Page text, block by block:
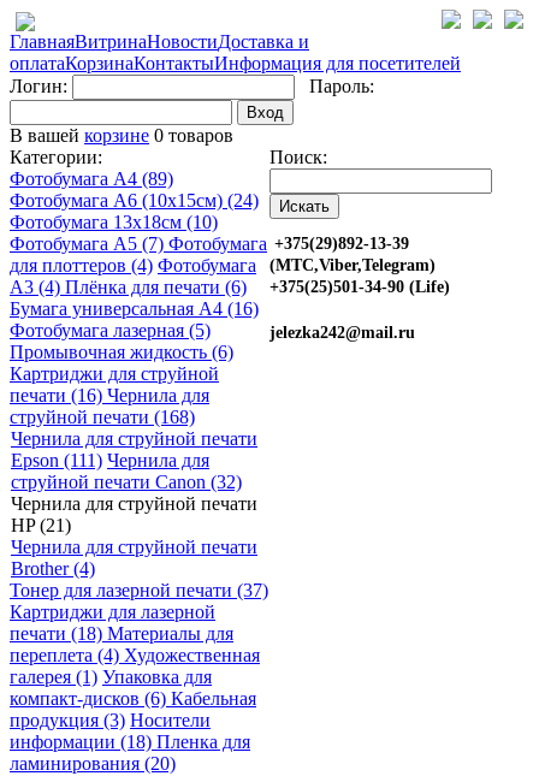
ГлавнаяВитринаНовостиДоставка и
оплатаКорзинаКонтактыИнформация для посетителей
Логин:
Пароль:
Вход
В вашей корзине 0 товаров
Категории:
Фотобумага A4 (89)
Фотобумага A6 (10х15см) (24)
Фотобумага 13х18см (10)
Фотобумага A5 (7) Фотобумага
для плоттеров (4) Фотобумага
A3 (4) Плёнка для печати (6)
Бумага универсальная A4 (16)
Фотобумага лазерная (5)
Промывочная жидкость (6)
Картриджи для струйной
печати (16) Чернила для
струйной печати (168)
Чернила для струйной печати
Epson (111) Чернила для
струйной печати Canon (32)
Чернила для струйной печати
HP (21)
Чернила для струйной печати
Brother (4)
Тонер для лазерной печати (37)
Картриджи для лазерной
печати (18) Материалы для
переплета (4) Художественная
галерея (1) Упаковка для
компакт-дисков (6) Кабельная
продукция (3) Носители
информации (18) Пленка для
ламинирования (20)
Поиск:
+375(29)892-13-39
(МТС,Viber,Telegram)
+375(25)501-34-90 (Life)
jelezka242@mail.ru